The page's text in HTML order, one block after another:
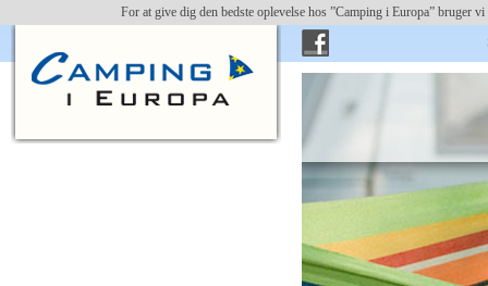
For at give dig den bedste oplevelse hos ”Camping i Europa”